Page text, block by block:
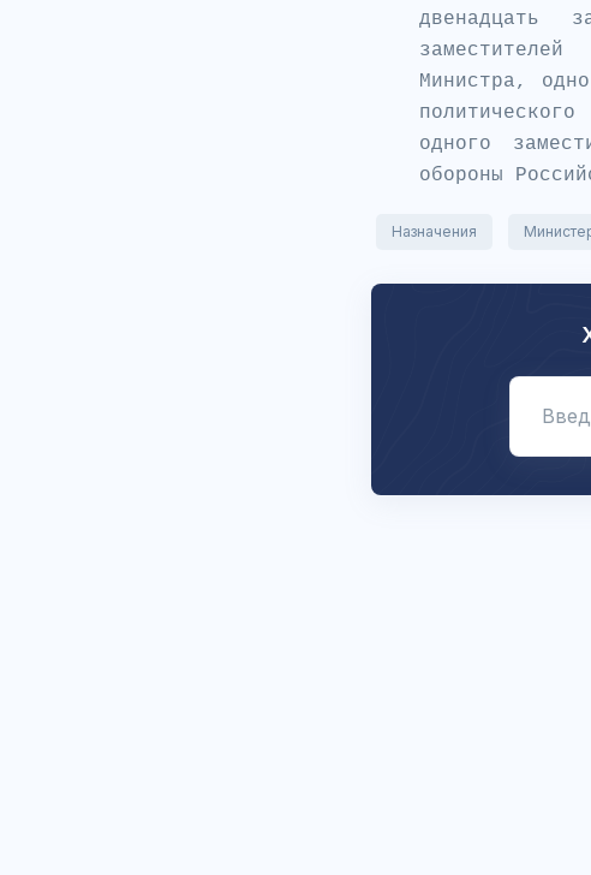
двенадцать
Министра,
одного
обороны
Назначения